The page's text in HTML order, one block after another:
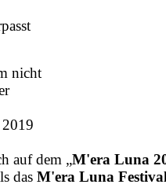
nicht
auf dem „M'era Luna
das M'era Luna Festival